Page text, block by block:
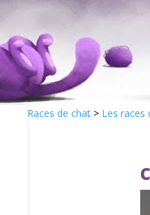
Races de chat > Les races